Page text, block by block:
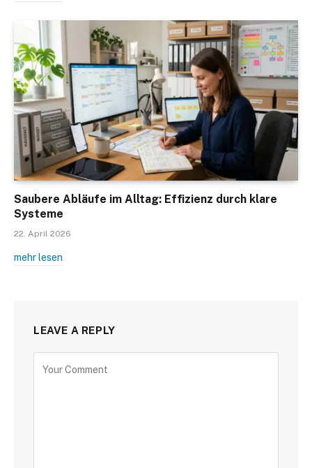
Saubere Abläufe im Alltag: Effizienz durch klare
Systeme
22. April 2026
mehr lesen
LEAVE A REPLY